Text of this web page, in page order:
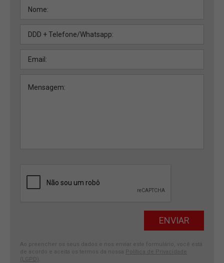
Ao preencher os seus dados e nos enviar este formulário, você está
de acordo e aceita os termos da nossa Política de Privacidade
(LGPD)